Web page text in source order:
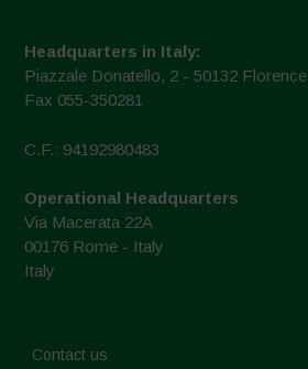
Headquarters in Italy:
Piazzale Donatello, 2 - 50132 Florence
Fax 055-350281
C.F.: 94192980483
Operational Headquarters
Via Macerata 22A
00176 Rome - Italy
Italy
Contact us